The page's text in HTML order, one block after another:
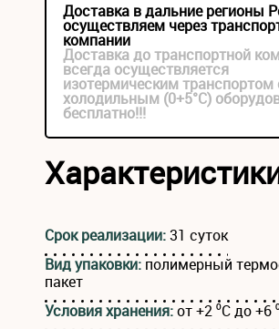
Доставка в дальние регионы
осуществляем через
компании
Доставка до транспортной
всегда осуществляется
изотермическим транспортом
холодильным (0+5°С)
бесплатно!!!
Срок реализации:31 суток
Вид упаковки: полимерный
пакет
Условия хранения:от +2 ⁰С до +6